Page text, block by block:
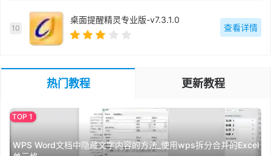
10
桌面提醒精灵专业版-v7.3.1.0
查看详情
热门教程 更新教程
WPS Word文档中隐藏文字内容的方法_使用wps拆分合并的Excel